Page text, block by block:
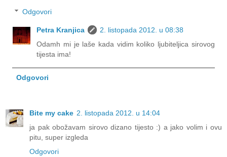
Odgovori
Petra Kranjica
2. listopada 2012. u 08:38
Odamh mi je laše kada vidim koliko ljubiteljica sirovog
tijesta ima!
Odgovori
Bite my cake 2. listopada 2012. u 14:04
ja pak obožavam sirovo dizano tijesto :) a jako volim i ovu
pitu, super izgleda
Odgovori